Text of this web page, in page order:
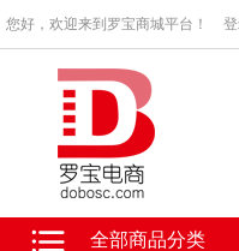
您好，欢迎来到罗宝商城平台！
全部商品分类